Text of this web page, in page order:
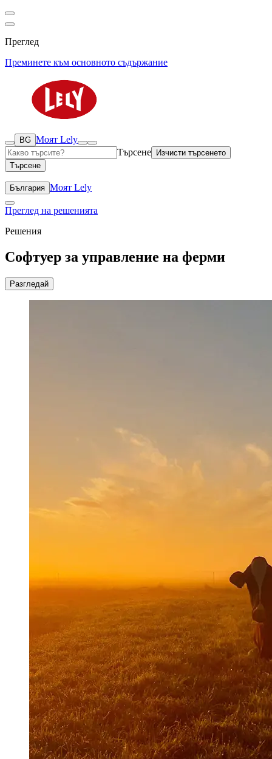
Преглед
Преминете към основното съдържание
BG Моят Lely
Търсене
Изчисти търсенето
Търсене
България Моят Lely
Преглед на решенията
Решения
Софтуер за управление на ферми
Разгледай